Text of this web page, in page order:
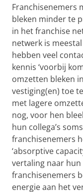
Franchisenemers
bleken minder te
in het franchise
netwerk is
hebben veel
kennis ‘voorbij
omzetten bleken
vestiging(en) toe
met lagere
nog, voor hen
hun collega’s
franchisenemers
‘absorptive
vertaling naar hun
franchisenemers
energie aan het